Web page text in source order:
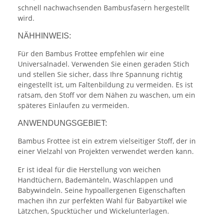
schnell nachwachsenden Bambusfasern hergestellt
wird.
NÄHHINWEIS:
Für den Bambus Frottee empfehlen wir eine
Universalnadel. Verwenden Sie einen geraden Stich
und stellen Sie sicher, dass Ihre Spannung richtig
eingestellt ist, um Faltenbildung zu vermeiden. Es ist
ratsam, den Stoff vor dem Nähen zu waschen, um ein
späteres Einlaufen zu vermeiden.
ANWENDUNGSGEBIET:
Bambus Frottee ist ein extrem vielseitiger Stoff, der in
einer Vielzahl von Projekten verwendet werden kann.
Er ist ideal für die Herstellung von weichen
Handtüchern, Bademänteln, Waschlappen und
Babywindeln. Seine hypoallergenen Eigenschaften
machen ihn zur perfekten Wahl für Babyartikel wie
Lätzchen, Spucktücher und Wickelunterlagen.